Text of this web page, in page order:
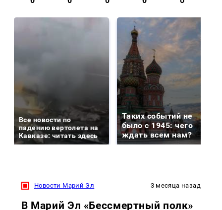
Все новости по
падению вертолета на
Кавказе: читать здесь
Таких событий не
было с 1945: чего
ждать всем нам?
Новости Марий Эл 3 месяца назад
В Марий Эл «Бессмертный полк»